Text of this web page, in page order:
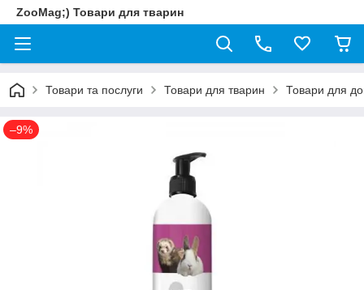
ZooMag;) Товари для тварин
Товари та послуги Товари для тварин Товари для
–9%